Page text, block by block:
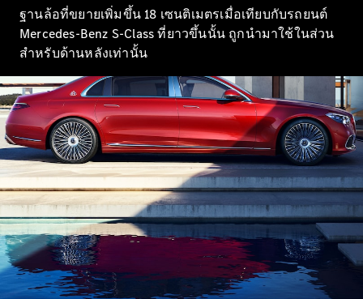
CLE Coupé
Mercedes-
AMG GT
Coupé
ออกแบบ
รถยนต์
ทดลองขับ
Mercedes-
Benz Online
Showroom
คาบริโอเลต/โรดสเตอร์
ฐานล้อที่ขยายเพิ่มขึ้น 18 เซนติเมตรเมื่อเทียบกับรถยนต์
Mercedes-Benz S-Class ที่ยาวขึ้นนั้น ถูกนำมาใช้ในส่วน
สำหรับด้านหลังเท่านั้น